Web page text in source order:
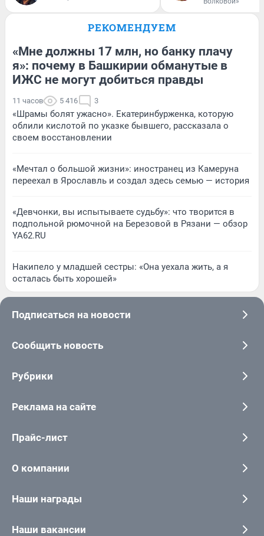
РЕКОМЕНДУЕМ
«Мне должны 17 млн, но банку плачу
я»: почему в Башкирии обманутые в
ИЖС не могут добиться правды
11 часов 5 416 3
«Шрамы болят ужасно». Екатеринбурженка, которую
облили кислотой по указке бывшего, рассказала о
своем восстановлении
«Мечтал о большой жизни»: иностранец из Камеруна
переехал в Ярославль и создал здесь семью — история
«Девчонки, вы испытываете судьбу»: что творится в
подпольной рюмочной на Березовой в Рязани — обзор
YA62.RU
Накипело у младшей сестры: «Она уехала жить, а я
осталась быть хорошей»
Подписаться на новости
Сообщить новость
Рубрики
Реклама на сайте
Прайс-лист
О компании
Наши награды
Наши вакансии